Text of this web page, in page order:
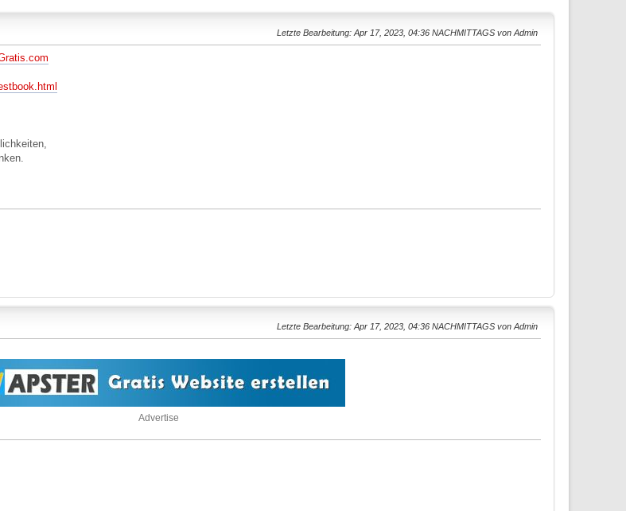
Letzte Bearbeitung: Apr 17, 2023, 04:36 NACHMITTAGS von Admin
Letzte Bearbeitung: Apr 17, 2023, 04:36 NACHMITTAGS von Admin
Advertise